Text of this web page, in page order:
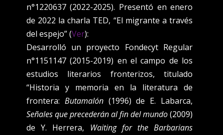
n°1220637 (2022-2025). Presentó en enero
de 2022 la charla TED, “El migrante a través
del espejo” (Ver):
Desarrolló un proyecto Fondecyt Regular
n°1151147 (2015-2019) en el campo de los
estudios literarios fronterizos, titulado
“Historia y memoria en la literatura de
frontera: Butamalón(1996) de E. Labarca,
Señales que precederán al fin del mundo(2009)
de Y. Herrera, Waiting for the Barbarians